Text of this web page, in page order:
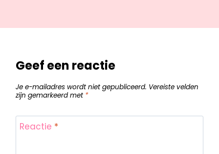
Geef een reactie
Je e-mailadres wordt niet gepubliceerd. Vereiste velden
zijn gemarkeerd met *
Reactie *